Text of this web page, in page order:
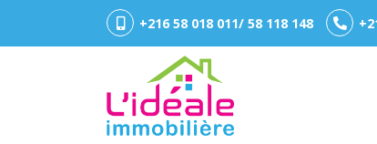
+216 58 018 011/ 58 118 148